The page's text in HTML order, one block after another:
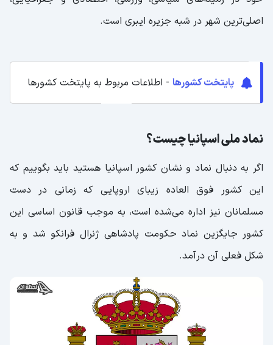
اصلی‌ترین شهر در شبه جزیره ایبری است.
پایتخت کشورها - اطلاعات مربوط به پایتخت کشورها
نماد ملی اسپانیا چیست؟
اگر به دنبال نماد و نشان کشور اسپانیا هستید باید بگوییم که
این کشور فوق العاده زیبای اروپایی که زمانی در دست
مسلمانان نیز اداره می‌شده است، به موجب قانون اساسی این
کشور جایگزین نماد حکومت پادشاهی ژنرال فرانکو شد و به
شکل فعلی آن درآمد.